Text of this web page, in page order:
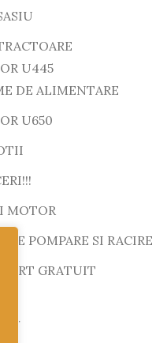
U445
DE ALIMENTARE
U650
MOTOR
DE POMPARE SI RACIRE
GRATUIT